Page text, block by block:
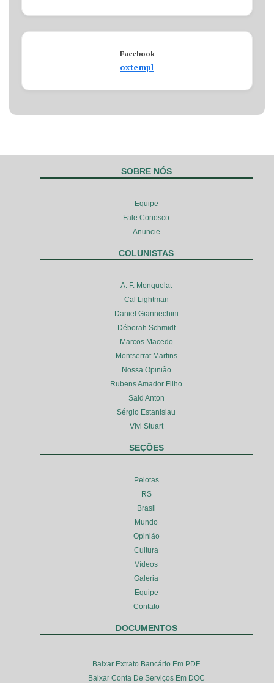
Facebook
oxtempl
SOBRE NÓS
Equipe
Fale Conosco
Anuncie
COLUNISTAS
A. F. Monquelat
Cal Lightman
Daniel Giannechini
Déborah Schmidt
Marcos Macedo
Montserrat Martins
Nossa Opinião
Rubens Amador Filho
Said Anton
Sérgio Estanislau
Vivi Stuart
SEÇÕES
Pelotas
RS
Brasil
Mundo
Opinião
Cultura
Vídeos
Galeria
Equipe
Contato
DOCUMENTOS
Baixar Extrato Bancário Em PDF
Baixar Conta De Serviços Em DOC